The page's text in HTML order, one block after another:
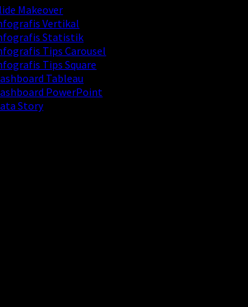
Makeover
Vertikal
Statistik
Tips Carousel
Tips Square
Tableau
PowerPoint
Story